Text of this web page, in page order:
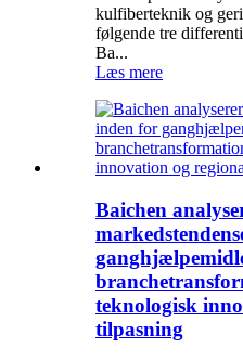
kulfiberteknik og
følgende tre
Ba...
Læs mere
Baichen
teknologisk
tilpasning